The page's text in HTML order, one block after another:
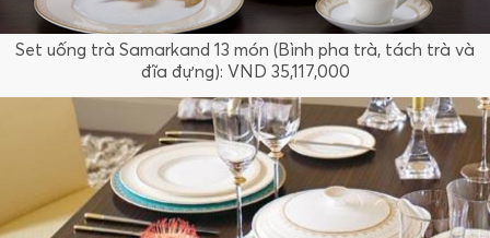
Set uống trà Samarkand 13 món (Bình pha trà, tách trà và
đĩa đựng): VND 35,117,000